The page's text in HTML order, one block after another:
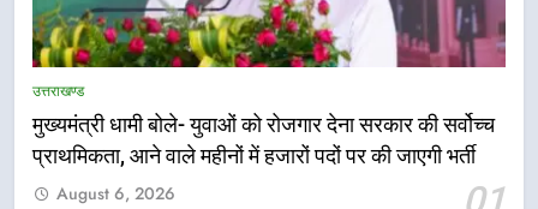
उत्तराखण्ड
मुख्यमंत्री धामी बोले- युवाओं को रोजगार देना सरकार की सर्वोच्च
प्राथमिकता, आने वाले महीनों में हजारों पदों पर की जाएगी भर्ती
August 6, 2026
5
एमडीडीए बोर्ड बैठक में 25 विकास प्रस्तावों
को मिली मंजूरी, देहरादून-मसूरी के